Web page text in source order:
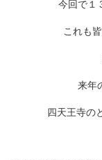
今回で１
これも
来年
四天王寺の